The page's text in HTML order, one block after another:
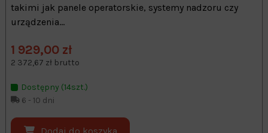
takimi jak panele operatorskie, systemy nadzoru czy
urządzenia...
1 929,00 zł
2 372,67 zł brutto
Dostępny (14szt.)
6 - 10 dni